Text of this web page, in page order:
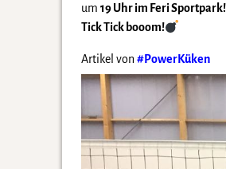
um 19 Uhr im Feri Sportpark!
Tick Tick booom!
Artikel von#PowerKüken